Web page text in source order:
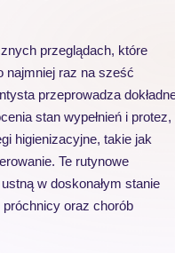
przeglądach, które
najmniej raz na sześć
przeprowadza
stan wypełnień i protez,
higienizacyjne, takie jak
Te rutynowe
w doskonałym stanie
oraz chorób